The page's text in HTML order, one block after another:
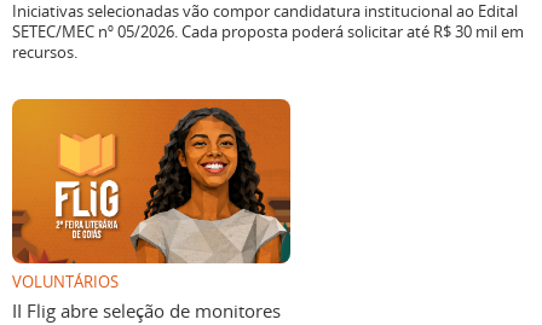
Iniciativas selecionadas vão compor candidatura institucional ao Edital
SETEC/MEC nº 05/2026. Cada proposta poderá solicitar até R$ 30 mil em
recursos.
VOLUNTÁRIOS
II Flig abre seleção de monitores